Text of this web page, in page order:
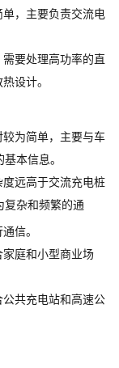
，主要负责交流电
要处理高功率的直
热设计。
为简单，主要与车
基本信息。
远高于交流充电桩
复杂和频繁的通
信。
庭和小型商业场
共充电站和高速公